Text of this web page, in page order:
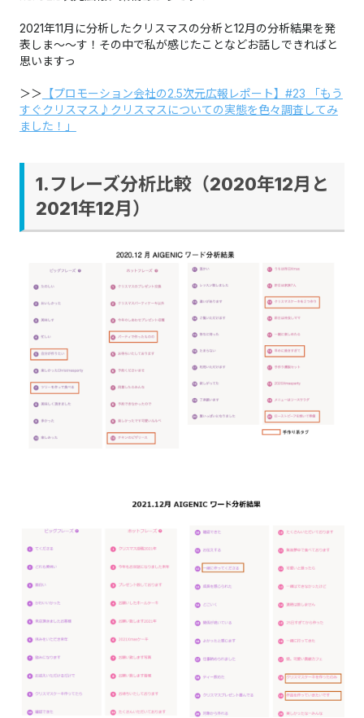
2021年11月に分析したクリスマスの分析と12月の分析結果を発
表しま～～す！その中で私が感じたことなどお話しできればと
思いますっ
＞＞ 【プロモーション会社の2.5次元広報レポート】#23 「もう
すぐクリスマス♪クリスマスについての実態を色々調査してみ
ました！」
1.フレーズ分析比較（2020年12月と
2021年12月）